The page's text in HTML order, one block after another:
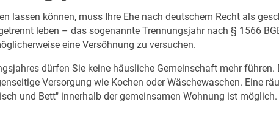
lassen können, muss Ihre Ehe nach deutschem Recht als
leben – das sogenannte Trennungsjahr nach § 1566
eine Versöhnung zu versuchen.
dürfen Sie keine häusliche Gemeinschaft mehr
Versorgung wie Kochen oder Wäschewaschen. Eine
und Bett" innerhalb der gemeinsamen Wohnung ist möglich.